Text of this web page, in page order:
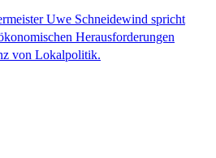
Uwe Schneidewind spricht
Herausforderungen
von Lokalpolitik.